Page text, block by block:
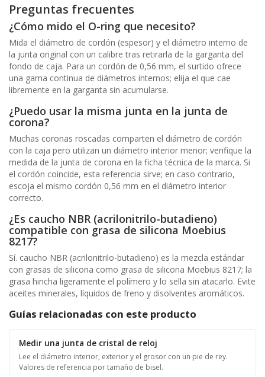
Preguntas frecuentes
¿Cómo mido el O-ring que necesito?
Mida el diámetro de cordón (espesor) y el diámetro interno de
la junta original con un calibre tras retirarla de la garganta del
fondo de caja. Para un cordón de 0,56 mm, el surtido ofrece
una gama continua de diámetros internos; elija el que cae
libremente en la garganta sin acumularse.
¿Puedo usar la misma junta en la junta de
corona?
Muchas coronas roscadas comparten el diámetro de cordón
con la caja pero utilizan un diámetro interior menor; verifique la
medida de la junta de corona en la ficha técnica de la marca. Si
el cordón coincide, esta referencia sirve; en caso contrario,
escoja el mismo cordón 0,56 mm en el diámetro interior
correcto.
¿Es caucho NBR (acrilonitrilo-butadieno)
compatible con grasa de silicona Moebius
8217?
Sí. caucho NBR (acrilonitrilo-butadieno) es la mezcla estándar
con grasas de silicona como grasa de silicona Moebius 8217; la
grasa hincha ligeramente el polímero y lo sella sin atacarlo. Evite
aceites minerales, líquidos de freno y disolventes aromáticos.
Guías relacionadas con este producto
Medir una junta de cristal de reloj
Lee el diámetro interior, exterior y el grosor con un pie de rey.
Valores de referencia por tamaño de bisel.